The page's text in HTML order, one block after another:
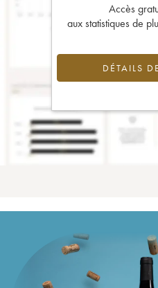
Accès
aux statistiques de
DÉTAILS